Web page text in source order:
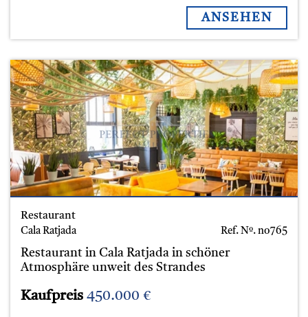
ANSEHEN
Restaurant
Cala Ratjada Ref. Nº. no765
Restaurant in Cala Ratjada in schöner
Atmosphäre unweit des Strandes
Kaufpreis 450.000 €